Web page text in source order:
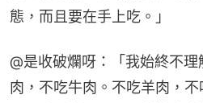
態，而且要在手上吃。」
@是收破爛呀：「我始終不
肉，不吃牛肉。不吃羊肉，